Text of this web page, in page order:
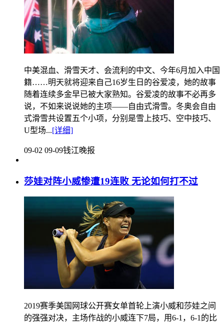
中美混血、滑雪天才、会流利的中文、今年6月加入中国
籍……明天就将迎来自己16岁生日的谷爱凌，她的故事
随着连续多金早已被大家熟知。谷爱凌的故事不必再多
说，不如来说说她的主项——自由式滑雪。冬奥会自由
式滑雪共设置五个小项，分别是雪上技巧、空中技巧、
U型场...[详细]
09-02 09-09钱江晚报
莎娃对阵小威惨遭19连败 无论如何打不过
2019赛季美国网球公开赛女单首轮上演小威和莎娃之间
的强强对决，主场作战的小威连下7局，用6-1，6-1的比